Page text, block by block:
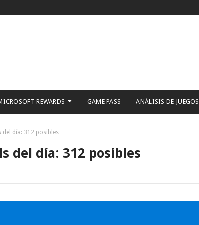
REWARDS GAME PASS ANÁLISIS DE JUEGOS
del día: 312 posibles
del día: 312 posibles